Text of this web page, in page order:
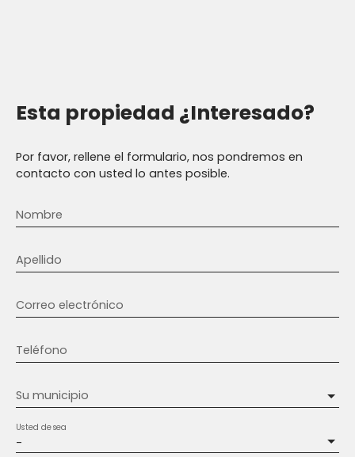
Esta propiedad ¿Interesado?
Por favor, rellene el formulario, nos pondremos en
contacto con usted lo antes posible.
Nombre
Apellido
Correo electrónico
Teléfono
Su municipio
-
Usted desea